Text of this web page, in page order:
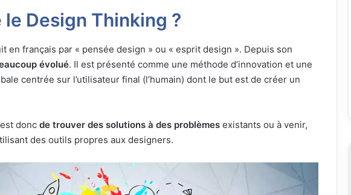
le Design Thinking ?
en français par « pensée design » ou « esprit design ». Depuis son
évolué. Il est présenté comme une méthode d’innovation et une
centrée sur l’utilisateur final (l’humain) dont le but est de créer un
donc de trouver des solutions à des problèmesexistants ou à venir,
des outils propres aux designers.